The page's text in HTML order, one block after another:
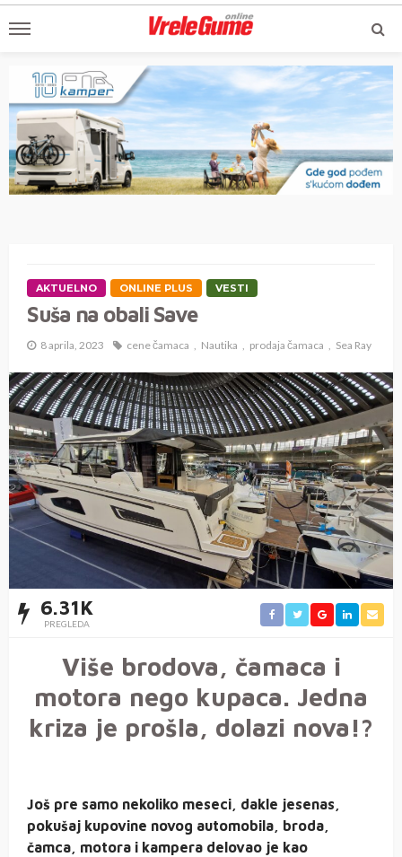
AKTUELNO ONLINE PLUS VESTI
Suša na obali Save
8 aprila, 2023 cene čamaca Nautika prodaja čamaca Sea Ray
6.31K
PREGLEDA
Više brodova, čamaca i
motora nego kupaca. Jedna
kriza je prošla, dolazi nova!?
Još pre samo nekoliko meseci, dakle jesenas,
pokušaj kupovine novog automobila, broda,
čamca, motora i kampera delovao je kao